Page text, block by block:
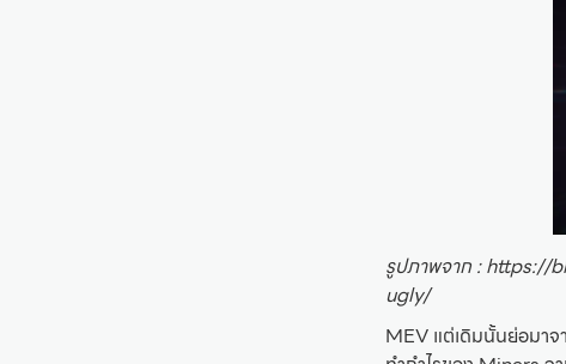
รูปภาพจาก :
ugly/
MEV แต่เดิมนั้นย่อมาจ